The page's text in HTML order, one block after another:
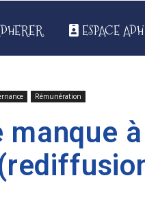
ESPACE
Rémunération